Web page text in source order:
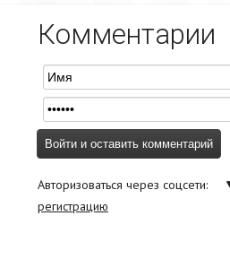
Комментарии
Авторизоваться через соцсети:
регистрацию